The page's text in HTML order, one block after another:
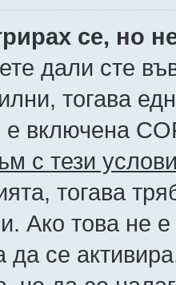
се, но
дали сте
тогава
включена
с тези
тогава
Ако това не
да се